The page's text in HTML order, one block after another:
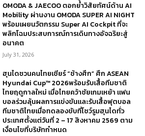
OMODA & JAECOO ตอกย้ำวิสัยทัศน์ด้าน AI
Mobility ผ่านงาน OMODA SUPER AI NIGHT
พร้อมเผยนวัตกรรม Super AI Cockpit ที่จะ
พลิกโฉมประสบการณ์การเดินทางอัจฉริยะสู่
อนาคต
July 31, 2026
ฮุนไดชวนคนไทยเชียร์ “ช้างศึก” ศึก ASEAN
Hyundai Cup™ 2026พร้อมรับเสื้อทีมชาติ
ไทยฤดูกาลใหม่ เมื่อไทยคว้าชัยเกมเหย้า แฟน
บอลร่วมลุ้นผลการแข่งขันและรับเสื้อฟุตบอล
ทีมชาติไทยเมื่อทดลองขับที่โชว์รูมฮุนไดทั่ว
ประเทศตั้งแต่วันที่ 2 – 17 สิงหาคม 2569 ตาม
เงื่อนไขที่บริษัทกำหนด